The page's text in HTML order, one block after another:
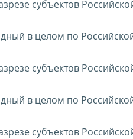
субъектов
в целом по
субъектов
в целом по
субъектов